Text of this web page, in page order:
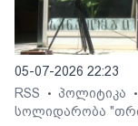
05-07-2026 22:23
RSS
• პოლიტიკა •
სოლიდარობა